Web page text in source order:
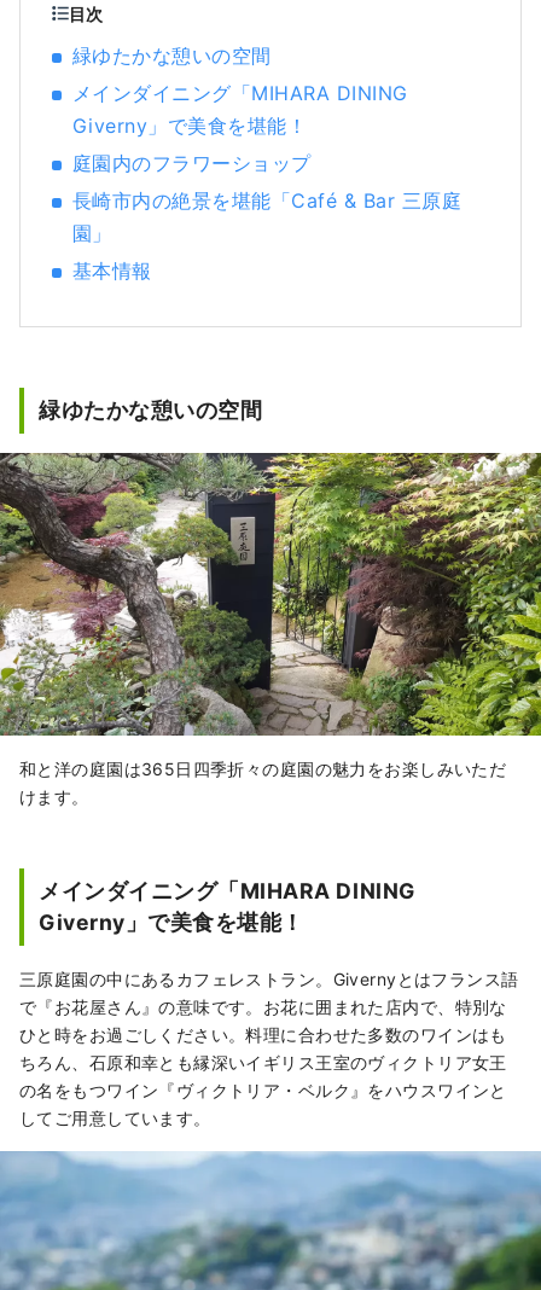
デュース。貸切庭園付露天風呂や木の温もり
あふれる客室、会議室、キッズルームがござ
います。館内の至る所に植物や花が溢れ、緑
総研「ウエルカムベビーの宿」認定。赤ちゃ
ん・お子様連れも安心してお寛ぎいただけま
ryokan.jp/yumura/ 兵庫県美方郡新温泉町湯
1326 ・別所温泉 緑屋 長野県上田市別所温泉
た庭園を再現。四季折々の庭園風景が楽しめ
る、内湯と露天風呂がセットになった３つの
貸切専用風呂は源泉かけ流しでお楽しみいた
だけます。夕食は季節会席をご用意。 緑に囲
まれた空間で過ごす、極上の”くつろぎ時間”。
ご家族や仲間と訪れるのはもちろん、一人旅
にもおすすめです。 公式HP：
https://www.midoriya-ryokan.jp/bessho/ 長
野県上田市別所温泉225 陣屋グループでは、
日本全国の旅館の経営改革と地方創生に貢献
する事業を幅広く展開しています。 ■陣屋コ
ネクト事業 ホテル・旅館向けクラウドアプリ
ケーションの開発・販売・サポート
https://www.jinya-connect.com/ ■里山コネ
クト事業 地域が一体となったおもてなしを実
目次
緑ゆたかな憩いの空間
メインダイニング「MIHARA DINING
Giverny」で美食を堪能！
庭園内のフラワーショップ
長崎市内の絶景を堪能「Café & Bar 三原庭
園」
基本情報
緑ゆたかな憩いの空間
和と洋の庭園は365日四季折々の庭園の魅力をお楽しみいただ
けます。
メインダイニング「MIHARA DINING
Giverny」で美食を堪能！
三原庭園の中にあるカフェレストラン。Givernyとはフランス語
で『お花屋さん』の意味です。お花に囲まれた店内で、特別な
ひと時をお過ごしください。料理に合わせた多数のワインはも
ちろん、石原和幸とも縁深いイギリス王室のヴィクトリア女王
の名をもつワイン『ヴィクトリア・ベルク』をハウスワインと
してご用意しています。